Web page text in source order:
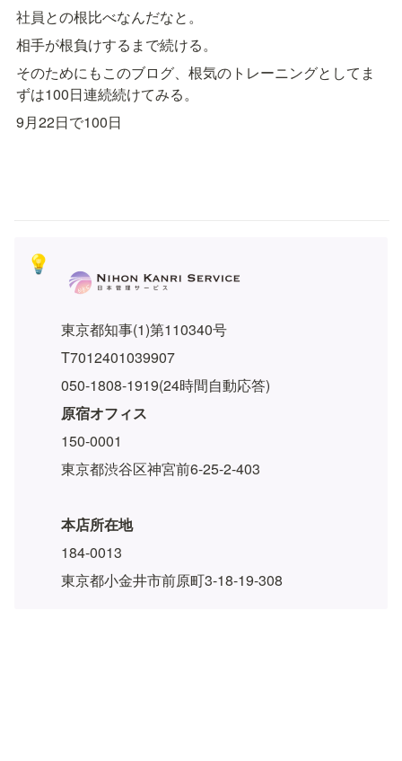
社員との根比べなんだなと。
相手が根負けするまで続ける。
そのためにもこのブログ、根気のトレーニングとしてま
ずは100日連続続けてみる。
9月22日で100日
💡
東京都知事(1)第110340号
T7012401039907
050-1808-1919(24時間自動応答)
原宿オフィス
150-0001
東京都渋谷区神宮前6-25-2-403
本店所在地
184-0013
東京都小金井市前原町3-18-19-308